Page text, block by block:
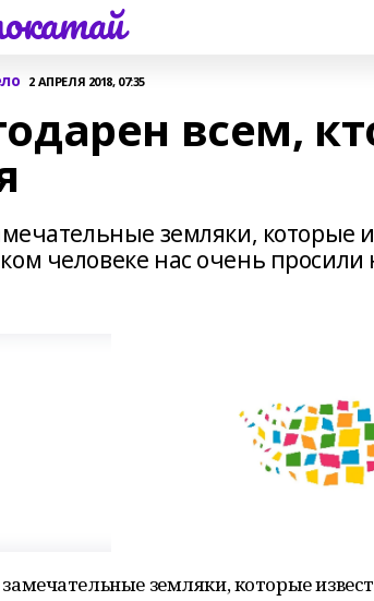
2 АПРЕЛЯ 2018, 07:35
всем,
земляки,
человеке нас очень просили
замечательные земляки, которые